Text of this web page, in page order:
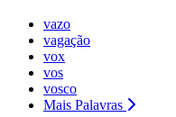
vazo
vagação
vox
vos
vosco
Mais Palavras